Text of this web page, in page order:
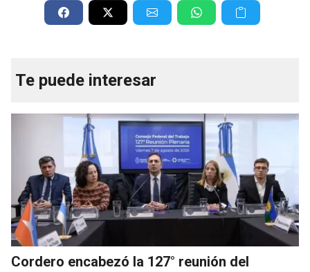
Te puede interesar
Cordero encabezó la 127° reunión del